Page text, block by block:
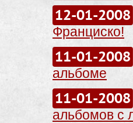
12-01-2008
Франциско!
11-01-2008
альбоме
11-01-2008
альбомов с